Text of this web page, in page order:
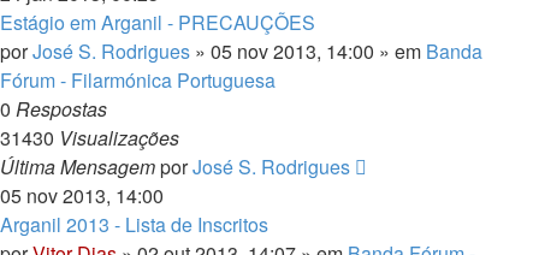
Estágio em Arganil - PRECAUÇÕES
porJosé S. Rodrigues » 05 nov 2013, 14:00 » em Banda
Fórum - Filarmónica Portuguesa
0 Respostas
31430 Visualizações
Última MensagemporJosé S. Rodrigues
05 nov 2013, 14:00
Arganil 2013 - Lista de Inscritos